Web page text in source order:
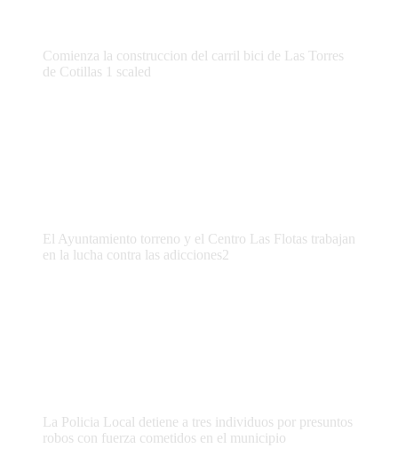
Comienza la construccion del carril bici de Las Torres
de Cotillas 1 scaled
El Ayuntamiento torreno y el Centro Las Flotas trabajan
en la lucha contra las adicciones2
La Policia Local detiene a tres individuos por presuntos
robos con fuerza cometidos en el municipio